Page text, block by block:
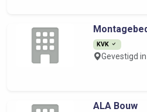
KVK
Gevestigd
ALA Bouw